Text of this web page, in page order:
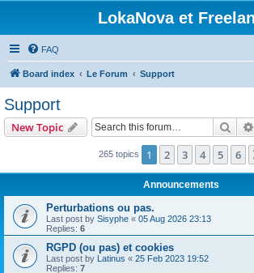
LokaNova et
FAQ
Board index Le Forum Support
Support
New Topic
265 topics 1 2 3 4 5 6
Announcements
Perturbations ou pas.
Last post by Sisyphe « 05 Aug 2026 23:13
Replies: 6
RGPD (ou pas) et cookies
Last post by Latinus « 25 Feb 2023 19:52
Replies: 7